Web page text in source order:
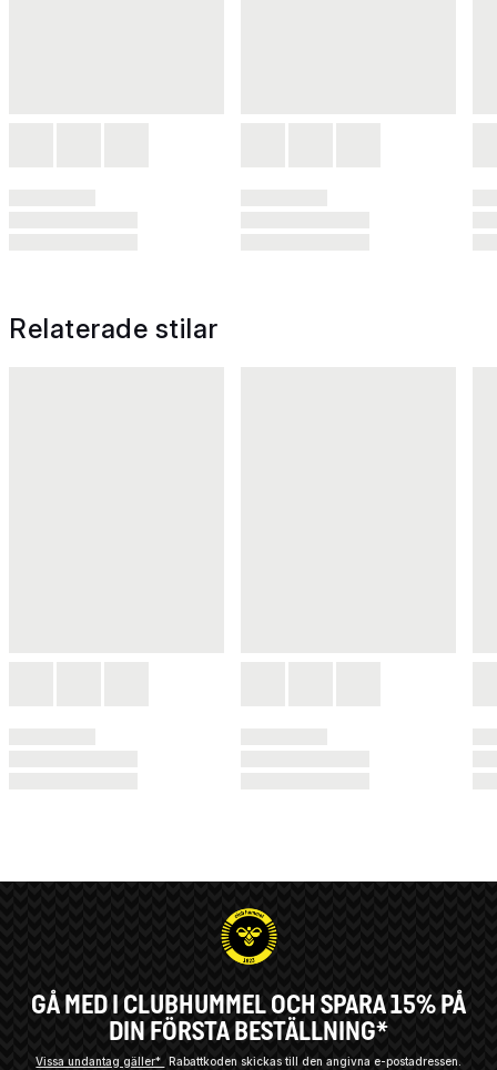
Relaterade stilar
GÅ MED I CLUBHUMMEL OCH SPARA 15% PÅ
DIN FÖRSTA BESTÄLLNING*
Vissa undantag gäller* Rabattkoden skickas till den angivna e-postadressen.